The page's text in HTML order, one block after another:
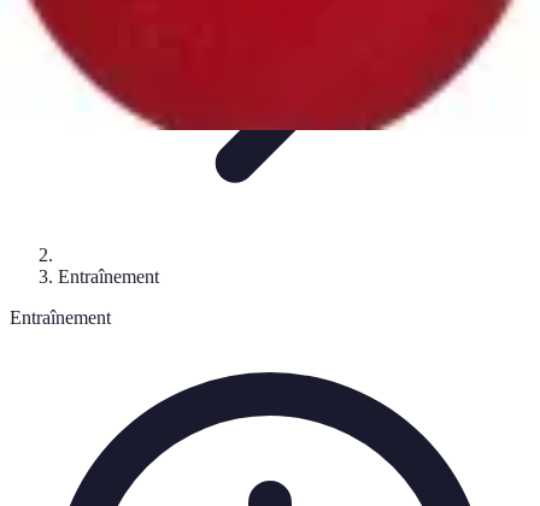
Entraînement
Entraînement